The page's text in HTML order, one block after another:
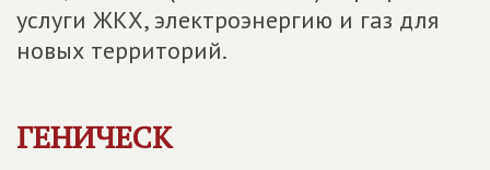
услуги ЖКХ, электроэнергию и газ для
новых территорий.
ГЕНИЧЕСК